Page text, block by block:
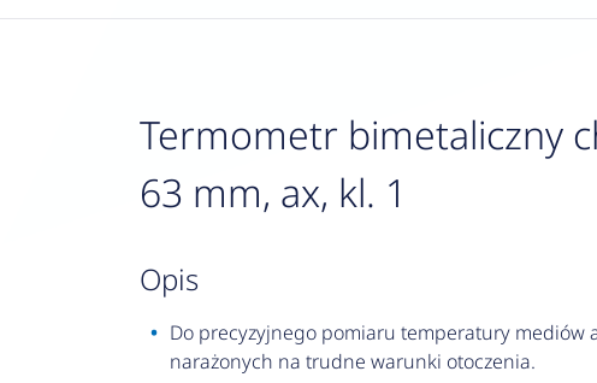
Termometr bimetaliczny
63 mm, ax, kl. 1
opis
Do precyzyjnego pomiaru temperatury mediów
narażonych na trudne warunki otoczenia.